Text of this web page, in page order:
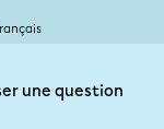
une question